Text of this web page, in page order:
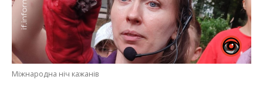
Міжнародна ніч кажанів